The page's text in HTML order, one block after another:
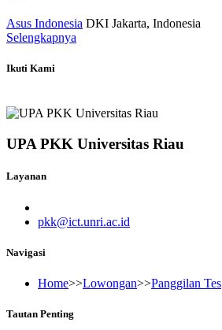
Asus Indonesia DKI Jakarta, Indonesia
Selengkapnya
Ikuti Kami
UPA PKK Universitas Riau
Layanan
pkk@ict.unri.ac.id
Navigasi
Home>>Lowongan>>Panggilan Tes
Tautan Penting